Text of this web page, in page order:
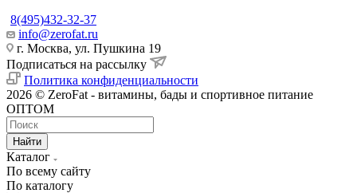
8(495)432-32-37
info@zerofat.ru
г. Москва, ул. Пушкина 19
Подписаться на рассылку
Политика конфиденциальности
2026 © ZeroFat - витамины, бады и спортивное питание
ОПТОМ
Найти
Каталог
По всему сайту
По каталогу